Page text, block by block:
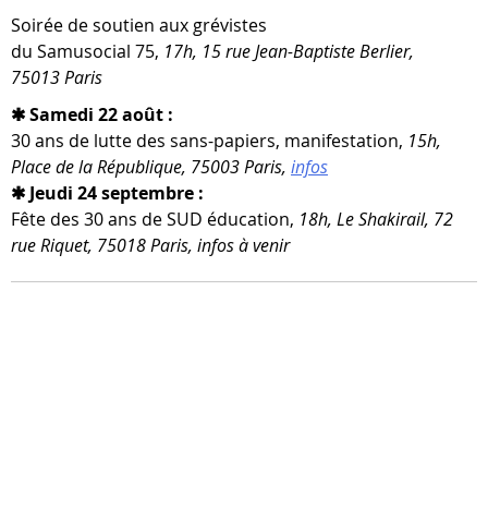
Soirée de sou­tien aux gré­vistes
du Samusocial 75, 17h, 15 rue Jean-​Baptiste Berlier,
75013 Paris
✱ Samedi 22 août :
30 ans de lutte des sans-​papiers, mani­fes­ta­tion, 15h,
Place de la République, 75003 Paris, infos
✱ Jeudi 24 septembre :
Fête des 30 ans de SUD édu­ca­tion, 18h, Le Shakirail, 72
rue Riquet, 75018 Paris, infos à venir